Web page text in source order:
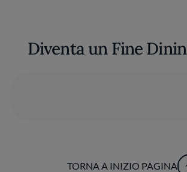
Diventa un Fine
TORNA A INIZIO PAGINA